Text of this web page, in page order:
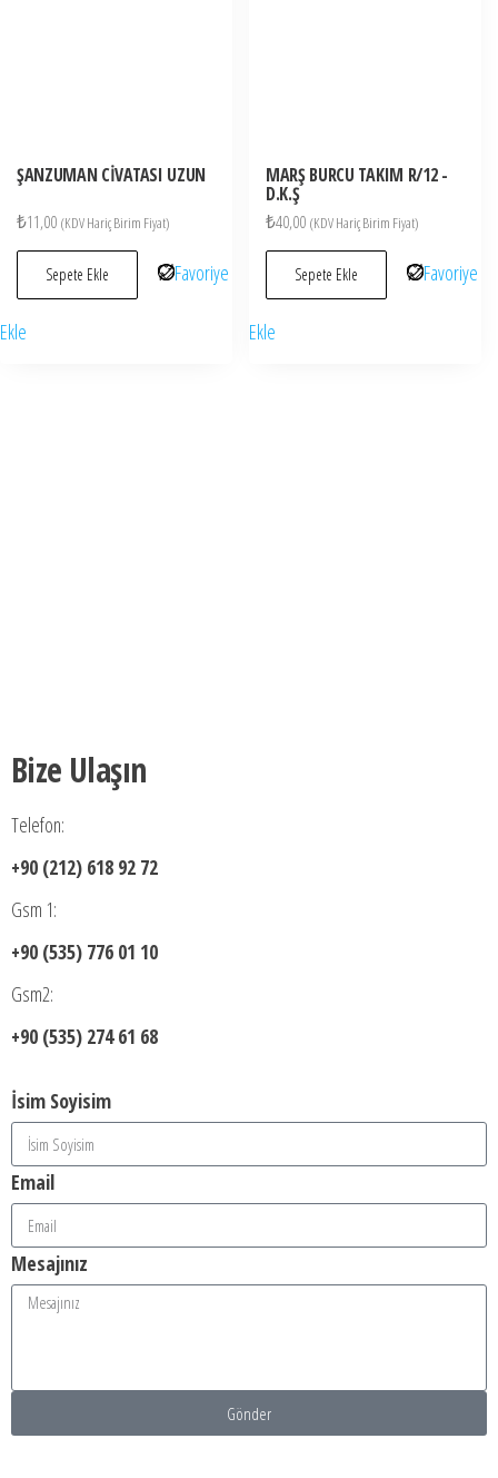
ŞANZUMAN CİVATASI UZUN
₺11,00 (KDV Hariç Birim Fiyat)
Sepete Ekle Favoriye
Ekle
MARŞ BURCU TAKIM R/12 -
D.K.Ş
₺40,00 (KDV Hariç Birim Fiyat)
Sepete Ekle Favoriye
Ekle
Bize Ulaşın
Telefon:
+90 (212) 618 92 72
Gsm 1:
+90 (535) 776 01 10
Gsm2:
+90 (535) 274 61 68
İsim Soyisim
Email
Mesajınız
Gönder